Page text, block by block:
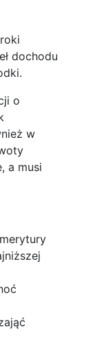
dochodu
o
w
a musi